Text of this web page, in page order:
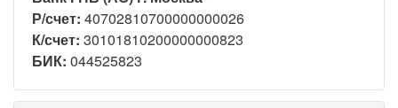
Р/счет: 40702810700000000026
К/счет: 30101810200000000823
БИК: 044525823